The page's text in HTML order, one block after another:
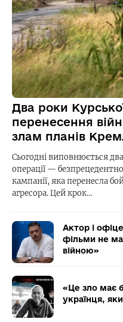
Два роки
перенесення
злам планів
Сьогодні виповнюється
операції —
кампанії, яка перенесла
агресора. Цей крок…
Актор і
фільми не
війною»
«Це зло має
українця,